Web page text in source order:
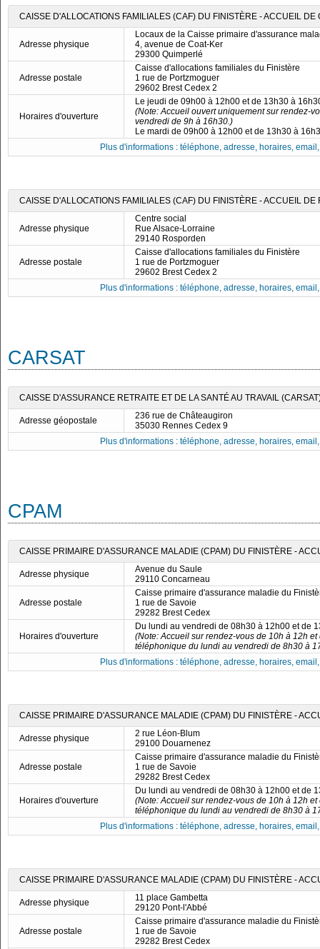
CAISSE D'ALLOCATIONS FAMILIALES (CAF) DU FINISTÈRE - ACCUEIL DE
Adresse physique
Locaux de la Caisse primaire d'assurance
4, avenue de Coat-Ker
29300 Quimperlé
Adresse postale
Caisse d'allocations familiales du Finistère
1 rue de Portzmoguer
29602 Brest Cedex 2
Horaires d'ouverture
Le jeudi de 09h00 à 12h00 et de 13h30 à
(Note: Accueil ouvert uniquement sur rendez-
vendredi de 9h à 16h30.)
Le mardi de 09h00 à 12h00 et de 13h30 à
Plus d'informations : téléphone, adresse, horaires,
CAISSE D'ALLOCATIONS FAMILIALES (CAF) DU FINISTÈRE - ACCUEIL DE
Adresse physique
Centre social
Rue Alsace-Lorraine
29140 Rosporden
Adresse postale
Caisse d'allocations familiales du Finistère
1 rue de Portzmoguer
29602 Brest Cedex 2
Plus d'informations : téléphone, adresse, horaires,
CARSAT
CAISSE D'ASSURANCE RETRAITE ET DE LA SANTÉ AU TRAVAIL
Adresse géopostale
236 rue de Châteaugiron
35030 Rennes Cedex 9
Plus d'informations : téléphone, adresse, horaires,
CPAM
CAISSE PRIMAIRE D'ASSURANCE MALADIE (CPAM) DU FINISTÈRE -
Adresse physique
Avenue du Saule
29110 Concarneau
Adresse postale
Caisse primaire d'assurance maladie du
1 rue de Savoie
29282 Brest Cedex
Horaires d'ouverture
Du lundi au vendredi de 08h30 à 12h00 et de
(Note: Accueil sur rendez-vous de 10h à 12h
téléphonique du lundi au vendredi de 8h30 à
Plus d'informations : téléphone, adresse, horaires,
CAISSE PRIMAIRE D'ASSURANCE MALADIE (CPAM) DU FINISTÈRE -
Adresse physique
2 rue Léon-Blum
29100 Douarnenez
Adresse postale
Caisse primaire d'assurance maladie du
1 rue de Savoie
29282 Brest Cedex
Horaires d'ouverture
Du lundi au vendredi de 08h30 à 12h00 et de
(Note: Accueil sur rendez-vous de 10h à 12h
téléphonique du lundi au vendredi de 8h30 à
Plus d'informations : téléphone, adresse, horaires,
CAISSE PRIMAIRE D'ASSURANCE MALADIE (CPAM) DU FINISTÈRE -
Adresse physique
11 place Gambetta
29120 Pont-l'Abbé
Adresse postale
Caisse primaire d'assurance maladie du
1 rue de Savoie
29282 Brest Cedex